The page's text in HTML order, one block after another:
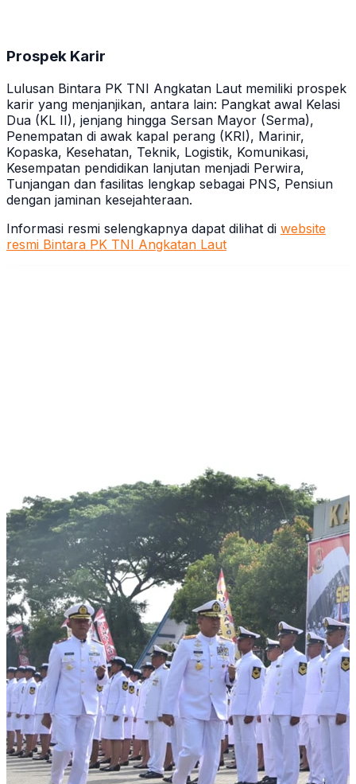
Prospek Karir
Lulusan Bintara PK TNI Angkatan Laut memiliki prospek
karir yang menjanjikan, antara lain: Pangkat awal Kelasi
Dua (KL II), jenjang hingga Sersan Mayor (Serma),
Penempatan di awak kapal perang (KRI), Marinir,
Kopaska, Kesehatan, Teknik, Logistik, Komunikasi,
Kesempatan pendidikan lanjutan menjadi Perwira,
Tunjangan dan fasilitas lengkap sebagai PNS, Pensiun
dengan jaminan kesejahteraan.
Informasi resmi selengkapnya dapat dilihat di website
resmi Bintara PK TNI Angkatan Laut